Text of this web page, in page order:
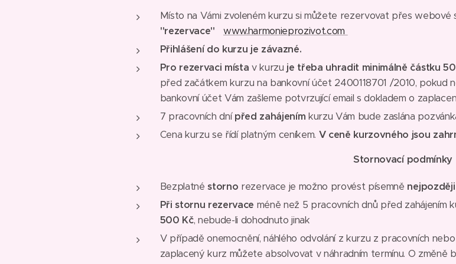
Místo na Vámi zvoleném kurzu si můžete rezervovat přes webové
"rezervace"
www.harmonieprozivot.com
Přihlášení do kurzu je závazné.
Pro rezervaci místa v kurzu je třeba uhradit minimálně částku
před začátkem kurzu na bankovní účet 2400118701 /2010, pokud
bankovní účet Vám zašleme potvrzující email s dokladem o
7 pracovních dnípřed zahájením kurzu Vám bude zaslána
Cena kurzu se řídí platným ceníkem. V ceně kurzovného jsou
Stornovací podmínky
Bezplatné storno rezervace je možno provést písemně nejpozději
Při stornu rezervace méně než 5 pracovních dnů před zahájením
500 Kč, nebude-li dohodnuto jinak
V případě onemocnění, náhlého odvolání z kurzu z pracovních
zaplacený kurz můžete absolvovat v náhradním termínu. O